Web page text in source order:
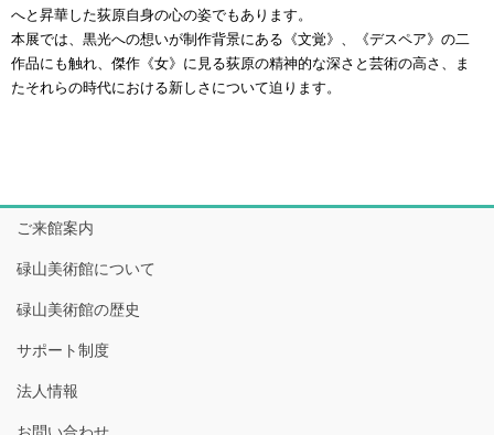
へと昇華した荻原自身の心の姿でもあります。
本展では、黒光への想いが制作背景にある《文覚》、《デスペア》の二
作品にも触れ、傑作《女》に見る荻原の精神的な深さと芸術の高さ、ま
たそれらの時代における新しさについて迫ります。
ご来館案内
碌山美術館について
碌山美術館の歴史
サポート制度
法人情報